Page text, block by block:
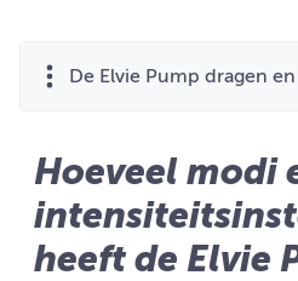
De Elvie Pump dragen
Hoeveel modi
heeft de Elvie